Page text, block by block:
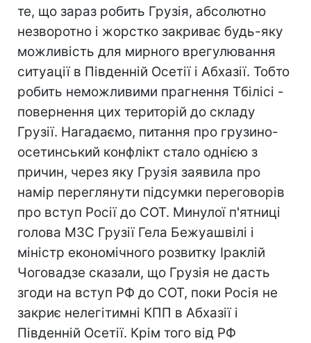
те, що зараз робить Грузія, абсолютно
незворотно і жорстко закриває будь-яку
можливість для мирного врегулювання
ситуації в Південній Осетії і Абхазії. Тобто
робить неможливими прагнення Тбілісі -
повернення цих територій до складу
Грузії. Нагадаємо, питання про грузино-
осетинський конфлікт стало однією з
причин, через яку Грузія заявила про
намір переглянути підсумки переговорів
про вступ Росії до СОТ. Минулої п'ятниці
голова МЗС Грузії Гела Бежуашвілі і
міністр економічного розвитку Іраклій
Чоговадзе сказали, що Грузія не дасть
згоди на вступ РФ до СОТ, поки Росія не
закриє нелегітимні КПП в Абхазії і
Південній Осетії. Крім того від РФ